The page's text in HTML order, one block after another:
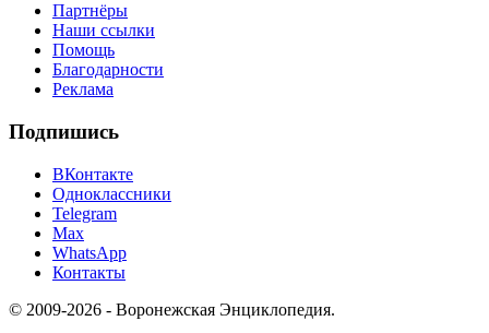
Партнёры
Наши ссылки
Помощь
Благодарности
Реклама
Подпишись
ВКонтакте
Одноклассники
Telegram
Max
WhatsApp
Контакты
© 2009-2026 - Воронежская Энциклопедия.